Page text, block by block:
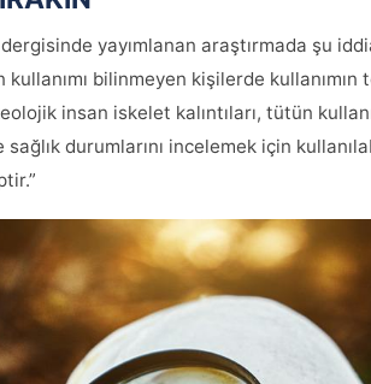
yayımlanan araştırmada şu
bilinmeyen kişilerde
insan iskelet kalıntıları, tütün
durumlarını incelemek için